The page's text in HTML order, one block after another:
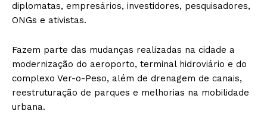
diplomatas, empresários, investidores, pesquisadores,
ONGs e ativistas.
Fazem parte das mudanças realizadas na cidade a
modernização do aeroporto, terminal hidroviário e do
complexo Ver-o-Peso, além de drenagem de canais,
reestruturação de parques e melhorias na mobilidade
urbana.